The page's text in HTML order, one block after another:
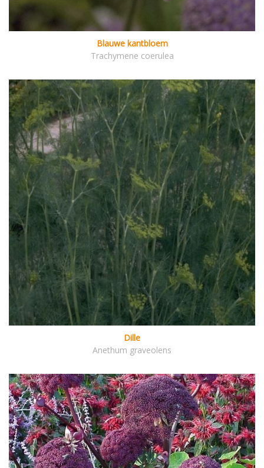
Blauwe kantbloem
Trachymene coerulea
Dille
Anethum graveolens